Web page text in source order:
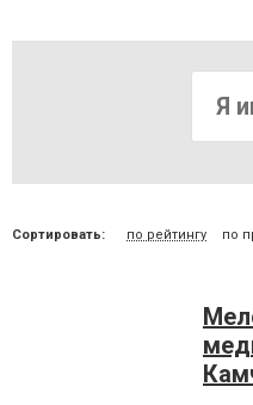
Сортировать: по рейтингу по